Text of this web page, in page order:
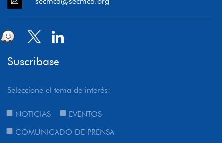
Suscribase
Seleccione el tema de interés:
NOTICIAS
EVENTOS
COMUNICADO DE PRENSA